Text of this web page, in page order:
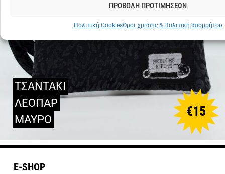
ΠΡΟΒΟΛΗ ΠΡΟΤΙΜΗΣΕΩΝ
Πολιτική CookiesΌροι χρήσης & Πολιτική απορρήτου
ΤΣΑΝΤΑΚΙ
ΛΕΟΠΑΡ
ΜΑΥΡΟ
€15
E-SHOP